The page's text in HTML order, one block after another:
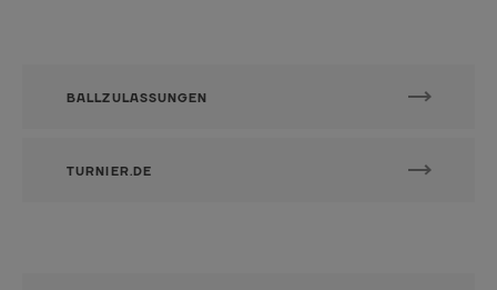
BALLZULASSUNGEN
TURNIER.DE